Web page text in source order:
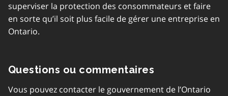
superviser la protection des consommateurs et faire
en sorte qu’il soit plus facile de gérer une entreprise en
Ontario.
Questions ou commentaires
Vous pouvez contacter le gouvernement de l’Ontario